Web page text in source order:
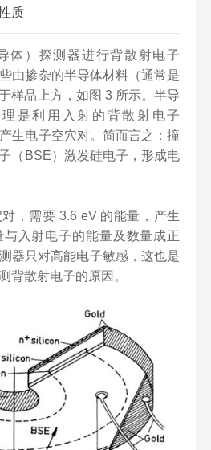
质
体）探测器进行背散射电子
由掺杂的半导体材料（通常是
样品上方，如图 3 所示。半导
是利用入射的背散射电子
生电子空穴对。简而言之：撞
（BSE）激发硅电子，形成电
，需要 3.6 eV 的能量，产生
入射电子的能量及数量成正
器只对高能电子敏感，这也是
背散射电子的原因。